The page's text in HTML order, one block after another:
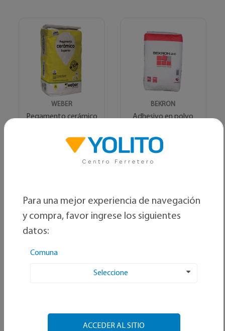
WEBER
Pegamento cerámico
C/U
Ver producto
BEKRON
Adhesivo en polvo
$ 18.740
Ver producto
Para una mejor experiencia de navegación
y compra, favor ingrese los siguientes
datos:
Comuna
Seleccione
ACCEDER AL SITIO